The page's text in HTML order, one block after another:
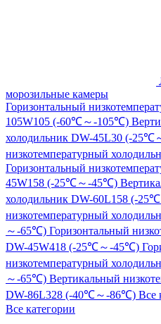
морозильные камеры
Горизонтальный
105W105 (-60℃～-105℃)
холодильник DW-45L30 (-
низкотемпературный
Горизонтальный
45W158 (-25℃～-45℃)
холодильник DW-60L158 (-
низкотемпературный
～-65℃) Горизонтальный
DW-45W418 (-25℃～-45℃)
низкотемпературный
～-65℃) Вертикальный
DW-86L328 (-40℃～-86℃) Все
Все категории